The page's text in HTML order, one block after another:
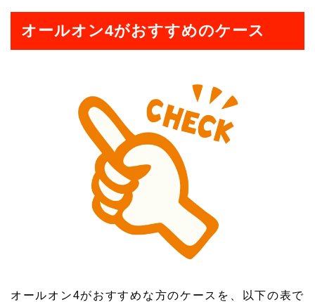
オールオン4がおすすめのケース
オールオン4がおすすめな方のケースを、以下の表で